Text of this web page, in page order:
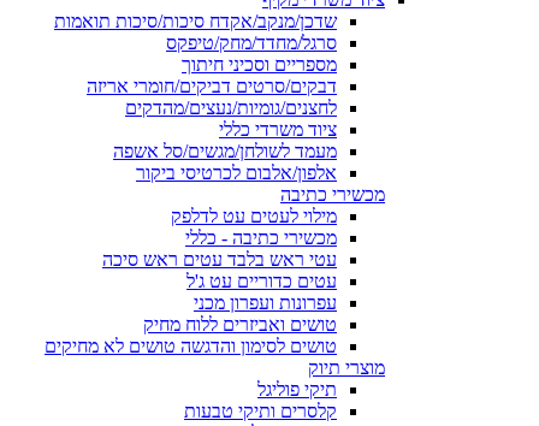
שדכן/מנקב/אקדח סיכות/סיכות תואמות
סרגל/מחדד/מחק/טיפקס
מספריים וסכיני חיתוך
דבקים/סרטים דביקים/חומרי אריזה
לחצנים/גומיות/נעצים/מהדקים
ציוד משרדי כללי
מעמד לשולחן/מגשים/סל אשפה
אלפון/אלבום לכרטיסי ביקור
מכשירי כתיבה
מילוי לעטים עט לדלפק
מכשירי כתיבה - כללי
עטי ראש בלבד עטים ראש סיכה
עטים כדוריים עט ג'ל
עפרונות ועפרון מכני
טושים ואביזרים ללוח מחיק
טושים לסימון והדגשה טושים לא מחיקים
מוצרי תיוק
תיקי פוליגל
קלסרים ותיקי טבעות